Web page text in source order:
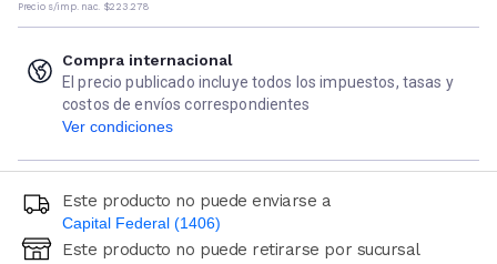
Precio s/imp. nac. $223.278
Compra internacional
El precio publicado incluye todos los impuestos, tasas y
costos de envíos correspondientes
Ver condiciones
Este producto no puede enviarse a
Capital Federal (1406)
Ingresá código postal (sólo números)
Este producto no puede retirarse por sucursal